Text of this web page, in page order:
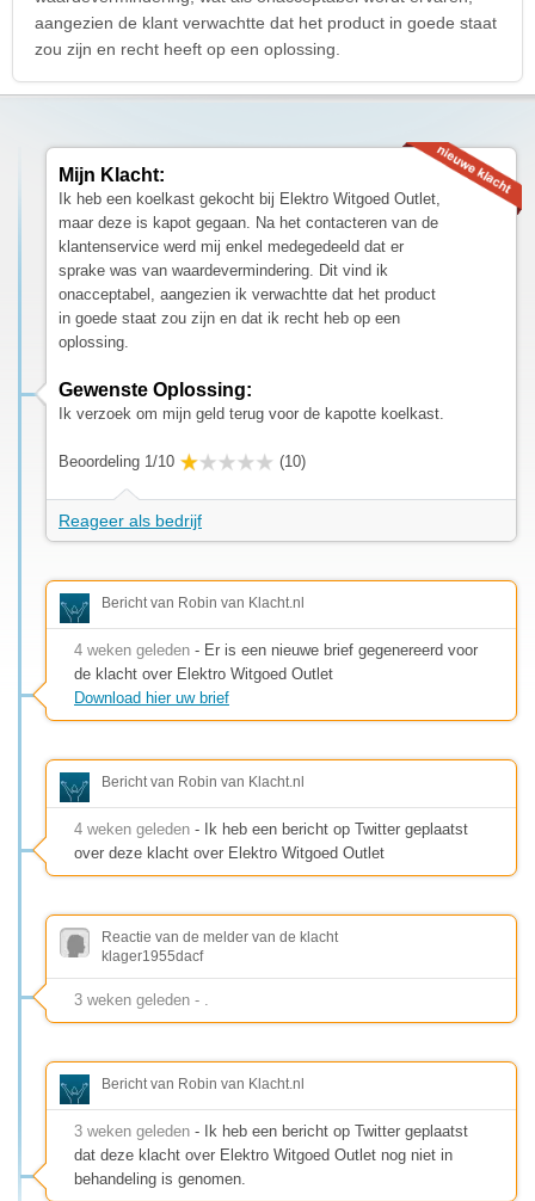
aangezien de klant verwachtte dat het product in goede staat
zou zijn en recht heeft op een oplossing.
Mijn Klacht:
Ik heb een koelkast gekocht bij Elektro Witgoed Outlet,
maar deze is kapot gegaan. Na het contacteren van de
klantenservice werd mij enkel medegedeeld dat er
sprake was van waardevermindering. Dit vind ik
onacceptabel, aangezien ik verwachtte dat het product
in goede staat zou zijn en dat ik recht heb op een
oplossing.
Gewenste Oplossing:
Ik verzoek om mijn geld terug voor de kapotte koelkast.
Beoordeling 1/10 (10)
Reageer als bedrijf
Bericht van Robin van Klacht.nl
4 weken geleden - Er is een nieuwe brief gegenereerd voor
de klacht over Elektro Witgoed Outlet
Download hier uw brief
Bericht van Robin van Klacht.nl
4 weken geleden - Ik heb een bericht op Twitter geplaatst
over deze klacht over Elektro Witgoed Outlet
Reactie van de melder van de klacht
klager1955dacf
3 weken geleden - .
Bericht van Robin van Klacht.nl
3 weken geleden - Ik heb een bericht op Twitter geplaatst
dat deze klacht over Elektro Witgoed Outlet nog niet in
behandeling is genomen.